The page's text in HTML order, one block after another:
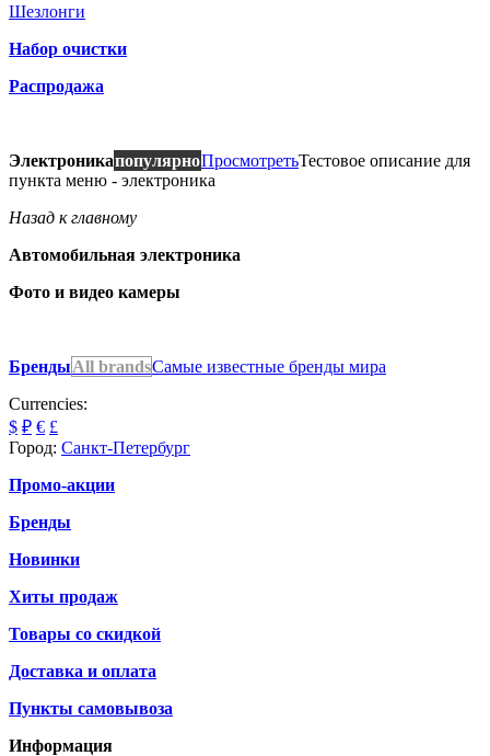
Шезлонги
Набор очистки
Распродажа
ЭлектроникапопулярноПросмотретьТестовое описание для
пункта меню - электроника
Назад к главному
Автомобильная электроника
Фото и видео камеры
БрендыAll brandsСамые известные бренды мира
Currencies:
$ ₽ € £
Город: Санкт-Петербург
Промо-акции
Бренды
Новинки
Хиты продаж
Товары со скидкой
Доставка и оплата
Пункты самовывоза
Информация